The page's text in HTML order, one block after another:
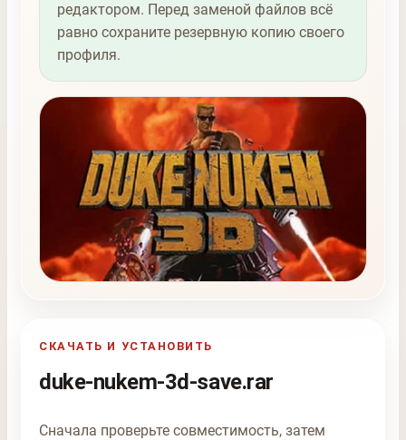
редактором. Перед заменой файлов всё
равно сохраните резервную копию своего
профиля.
СКАЧАТЬ И УСТАНОВИТЬ
duke-nukem-3d-save.rar
Сначала проверьте совместимость, затем